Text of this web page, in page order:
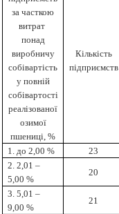
за часткою
витрат
понад
виробничу
собівартість
у повній
собівартості
реалізованої
озимої
пшениці, %
Кількість
підприємств
1. до 2,00 % 23
2. 2,01 –
5,00 %
20
3. 5,01 –
9,00 %
21